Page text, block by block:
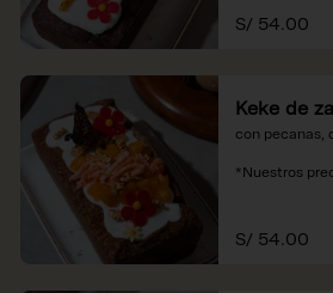
soles e
recargo al
S/ 54.00
Keke de
con pecanas,
*Nuestros
S/ 54.00